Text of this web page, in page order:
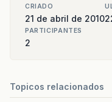
CRIADO
21 de abril de 2010
PARTICIPANTES
2
Topicos relacionados